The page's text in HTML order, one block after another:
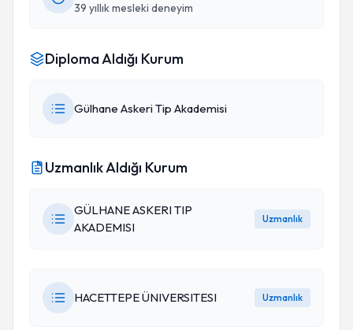
39 yıllık mesleki deneyim
Diploma Aldığı Kurum
Gülhane Askeri Tip Akademisi
Uzmanlık Aldığı Kurum
GÜLHANE ASKERI TIP
AKADEMISI
Uzmanlık
HACETTEPE ÜNIVERSITESI Uzmanlık